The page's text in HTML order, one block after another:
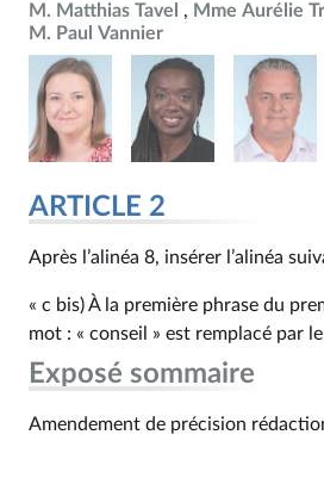
M. Matthias Tavel
Mme Aurélie
M. Paul Vannier
ARTICLE 2
Après l’alinéa 8, insérer l’alinéa
« c bis) À la première phrase du
mot : « conseil » est remplacé par
Exposé sommaire
Amendement de précision